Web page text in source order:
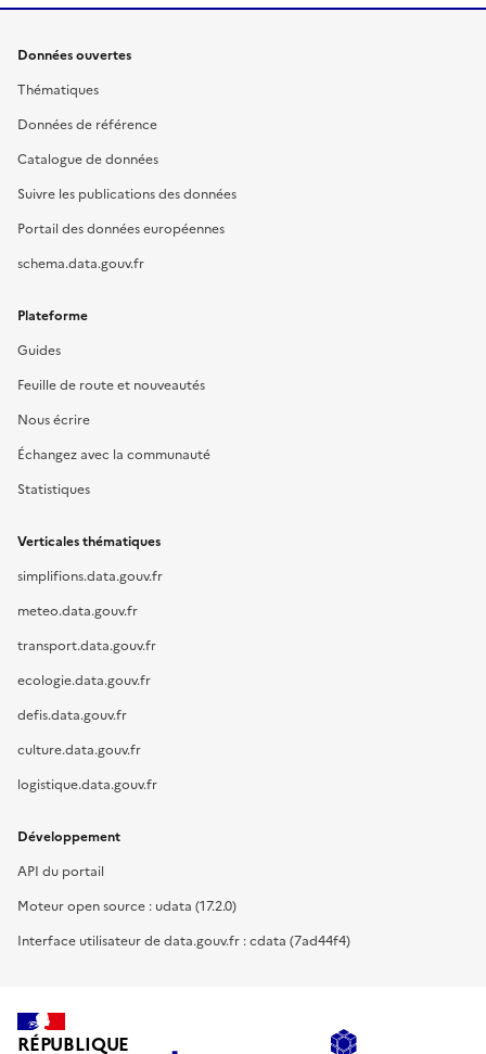
Données ouvertes
Thématiques
Données de référence
Catalogue de données
Suivre les publications des données
Portail des données européennes
schema.data.gouv.fr
Plateforme
Guides
Feuille de route et nouveautés
Nous écrire
Échangez avec la communauté
Statistiques
Verticales thématiques
simplifions.data.gouv.fr
meteo.data.gouv.fr
transport.data.gouv.fr
ecologie.data.gouv.fr
defis.data.gouv.fr
culture.data.gouv.fr
logistique.data.gouv.fr
Développement
API du portail
Moteur open source : udata (17.2.0)
Interface utilisateur de data.gouv.fr : cdata (7ad44f4)
RÉPUBLIQUE